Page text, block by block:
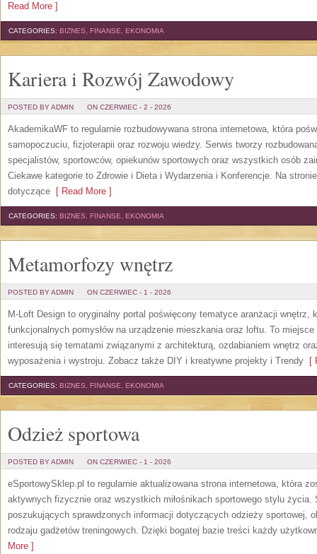
Read More ]
CATEGORIES: BIZNES, FINANSE, EKONOMIA
Kariera i Rozwój Zawodowy
POSTED BY ADMIN ON CZERWIEC - 2 - 2026
AkademikaWF to regularnie rozbudowywana strona internetowa, która
samopoczuciu, fizjoterapii oraz rozwoju wiedzy. Serwis tworzy
specjalistów, sportowców, opiekunów sportowych oraz wszystkich osób
Ciekawe kategorie to Zdrowie i Dieta i Wydarzenia i Konferencje. Na
dotyczące [ Read More ]
CATEGORIES: BIZNES, FINANSE, EKONOMIA
Metamorfozy wnętrz
POSTED BY ADMIN ON CZERWIEC - 1 - 2026
M-Loft Design to oryginalny portal poświęcony tematyce aranżacji wnętrz,
funkcjonalnych pomysłów na urządzenie mieszkania oraz loftu. To
interesują się tematami związanymi z architekturą, ozdabianiem wnętrz
wyposażenia i wystroju. Zobacz także DIY i kreatywne projekty i Trendy [
CATEGORIES: BIZNES, FINANSE, EKONOMIA
Odzież sportowa
POSTED BY ADMIN ON CZERWIEC - 1 - 2026
eSportowySklep.pl to regularnie aktualizowana strona internetowa, która
aktywnych fizycznie oraz wszystkich miłośnikach sportowego stylu życia.
poszukujących sprawdzonych informacji dotyczących odzieży sportowej,
rodzaju gadżetów treningowych. Dzięki bogatej bazie treści każdy
More ]